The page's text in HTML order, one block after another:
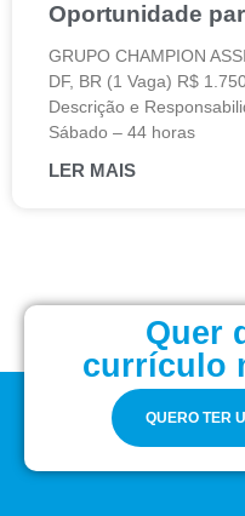
Oportunidade
GRUPO CHAMPION
DF, BR (1 Vaga) R$
Descrição e
Sábado – 44 horas
LER MAIS
Quer
currículo
QUERO TER